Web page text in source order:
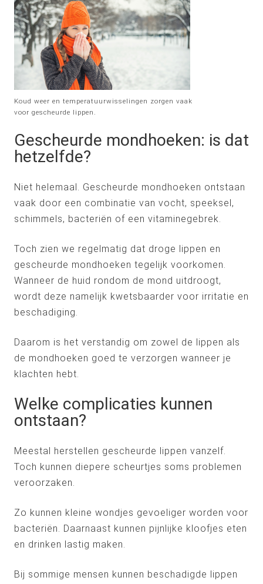
Koud weer en temperatuurwisselingen zorgen vaak
voor gescheurde lippen.
Gescheurde mondhoeken: is dat
hetzelfde?
Niet helemaal. Gescheurde mondhoeken ontstaan
vaak door een combinatie van vocht, speeksel,
schimmels, bacteriën of een vitaminegebrek.
Toch zien we regelmatig dat droge lippen en
gescheurde mondhoeken tegelijk voorkomen.
Wanneer de huid rondom de mond uitdroogt,
wordt deze namelijk kwetsbaarder voor irritatie en
beschadiging.
Daarom is het verstandig om zowel de lippen als
de mondhoeken goed te verzorgen wanneer je
klachten hebt.
Welke complicaties kunnen
ontstaan?
Meestal herstellen gescheurde lippen vanzelf.
Toch kunnen diepere scheurtjes soms problemen
veroorzaken.
Zo kunnen kleine wondjes gevoeliger worden voor
bacteriën. Daarnaast kunnen pijnlijke kloofjes eten
en drinken lastig maken.
Bij sommige mensen kunnen beschadigde lippen